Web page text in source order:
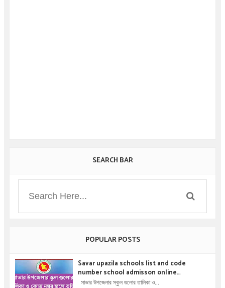
SEARCH BAR
POPULAR POSTS
Savar upazila schools list and code
number school admisson online
application details !! সাভার উপজেলার স্কুল গুলোর
সাভার উপজেলার স্কুল গুলোর তালিকা ও...